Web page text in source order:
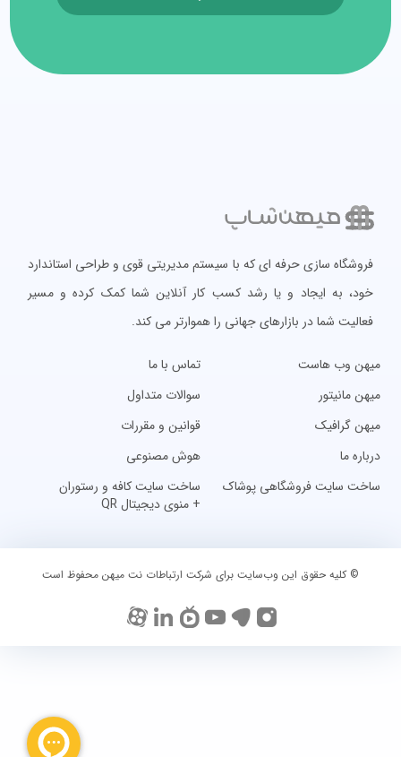
فروشگاه سازی حرفه ای که با سیستم مدیریتی قوی و طراحی استاندارد
خود، به ایجاد و یا رشد کسب کار آنلاین شما کمک کرده و مسیر
فعالیت شما در بازارهای جهانی را هموارتر می کند.
میهن وب هاست
میهن مانیتور
میهن گرافیک
درباره ما
تماس با ما
سوالات متداول
قوانین و مقررات
هوش مصنوعی
ساخت سایت فروشگاهی پوشاک
ساخت سایت کافه و رستوران
+ منوی دیجیتال QR
© کلیه حقوق این وب‌سایت برای شرکت ارتباطات نت میهن محفوظ است